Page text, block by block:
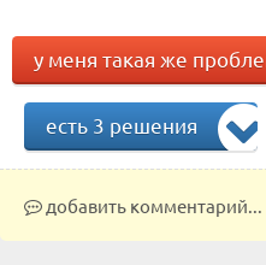
у меня такая же
есть 3 решения
добавить комментарий...